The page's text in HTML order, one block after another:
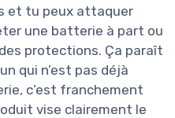
et tu peux attaquer
une batterie à part ou
protections. Ça paraît
qui n’est pas déjà
c’est franchement
vise clairement le